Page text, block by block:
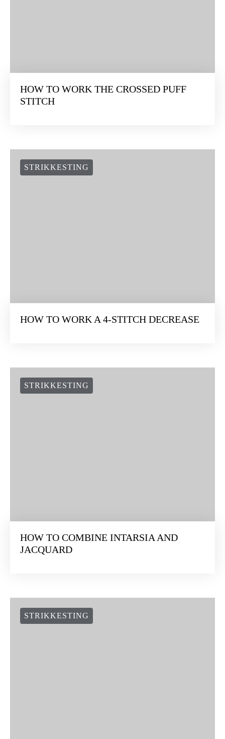
HOW TO WORK THE CROSSED PUFF
STITCH
STRIKKESTING
HOW TO WORK A 4-STITCH DECREASE
STRIKKESTING
HOW TO COMBINE INTARSIA AND
JACQUARD
STRIKKESTING